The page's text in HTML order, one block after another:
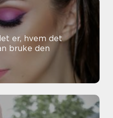
er, hvem det
bruke den